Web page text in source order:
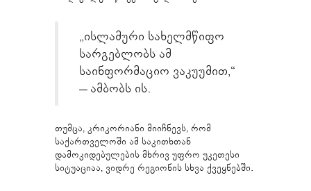
„ისლამური სახელმწიფო
სარგებლობს ამ
საინფორმაციო ვაკუუმით,“
– ამბობს ის.
თუმცა, კრიკორიანი მიიჩნევს, რომ
საქართველოში ამ საკითხთან
დამოკიდებულების მხრივ უფრო უკეთესი
სიტუაციაა, ვიდრე რეგიონის სხვა ქვეყნებში.